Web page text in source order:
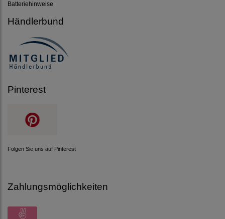
Batteriehinweise
Händlerbund
Pinterest
Folgen Sie uns auf Pinterest
Zahlungsmöglichkeiten